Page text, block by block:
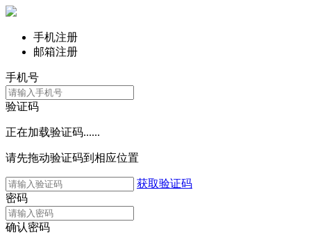
手机注册
邮箱注册
手机号
验证码
正在加载验证码......
请先拖动验证码到相应位置
获取验证码
密码
确认密码